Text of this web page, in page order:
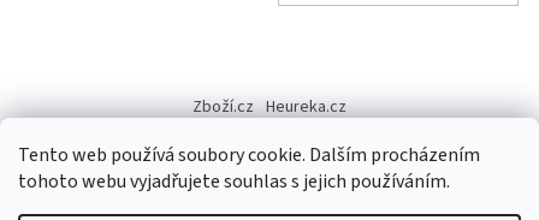
Tento web používá soubory cookie. Dalším procházením
tohoto webu vyjadřujete souhlas s jejich používáním.
p
Zboží.cz Heureka.cz